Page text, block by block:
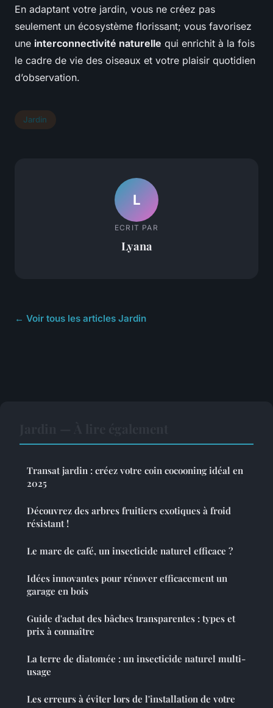
En adaptant votre jardin, vous ne créez pas
seulement un écosystème florissant; vous favorisez
une interconnectivité naturelle qui enrichit à la fois
le cadre de vie des oiseaux et votre plaisir quotidien
d’observation.
Jardin
L
ECRIT PAR
Lyana
← Voir tous les articles Jardin
Transat jardin : créez votre coin cocooning idéal en
2025
Découvrez des arbres fruitiers exotiques à froid
résistant !
Le marc de café, un insecticide naturel efficace ?
Idées innovantes pour rénover efficacement un
garage en bois
Guide d'achat des bâches transparentes : types et
prix à connaître
La terre de diatomée : un insecticide naturel multi-
usage
Les erreurs à éviter lors de l'installation de votre